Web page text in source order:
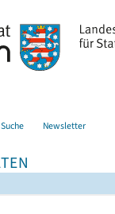
Suche Newsletter